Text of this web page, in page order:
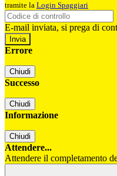
tramite la Login Spaggiari
E-mail inviata, si prega di
Errore
Chiudi
Successo
Chiudi
Informazione
Chiudi
Attendere...
Attendere il completamento